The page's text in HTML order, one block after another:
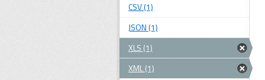
CSV (1)
JSON (1)
XLS (1)
XML (1)